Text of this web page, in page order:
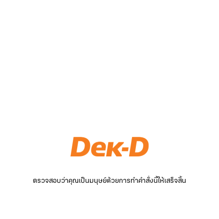
ตรวจสอบว่าคุณเป็นมนุษย์ด้วยการทำคำสั่งนี้ให้เสร็จสิ้น